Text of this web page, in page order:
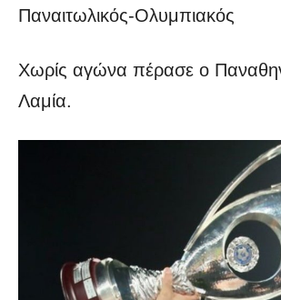
Παναιτωλικός-Ολυμπιακός
Χωρίς αγώνα πέρασε ο
Λαμία.